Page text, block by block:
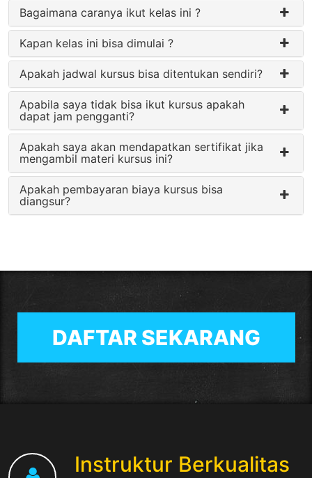
Bagaimana caranya ikut kelas ini ?
Kapan kelas ini bisa dimulai ?
Apakah jadwal kursus bisa ditentukan sendiri?
Apabila saya tidak bisa ikut kursus apakah
dapat jam pengganti?
Apakah saya akan mendapatkan sertifikat jika
mengambil materi kursus ini?
Apakah pembayaran biaya kursus bisa
diangsur?
DAFTAR SEKARANG
Instruktur Berkualitas